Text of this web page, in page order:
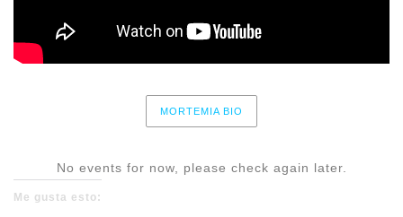
MORTEMIA BIO
No events for now, please check again later.
Me gusta esto: